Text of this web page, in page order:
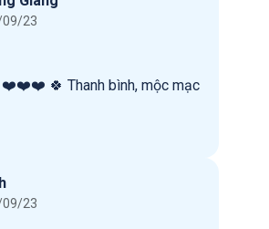
09/23
❤️❤️❤️ 🍀 Thanh bình, mộc mạc
09/23